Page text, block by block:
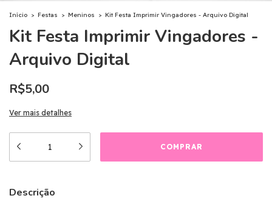
Início > Festas > Meninos > Kit Festa Imprimir Vingadores - Arquivo Digital
Kit Festa Imprimir Vingadores -
Arquivo Digital
R$5,00
Ver mais detalhes
Descrição